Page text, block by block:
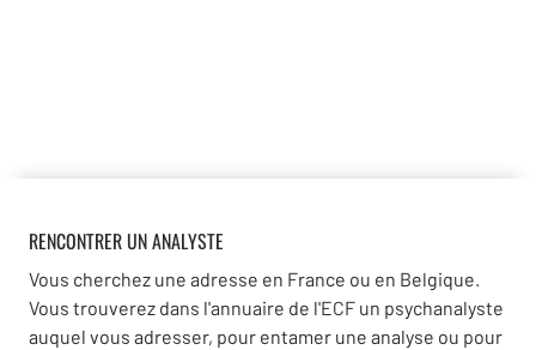
RENCONTRER UN ANALYSTE
Vous cherchez une adresse en France ou en Belgique.
Vous trouverez dans l'annuaire de l'ECF un psychanalyste
auquel vous adresser, pour entamer une analyse ou pour